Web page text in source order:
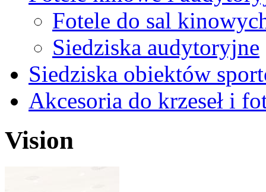
Fotele do sal
Siedziska audytoryjne
Siedziska obiektów
Akcesoria do krzeseł i
Vision